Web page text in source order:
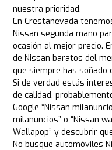
nuestra prioridad.
En Crestanevada
Nissan segunda mano
ocasión al mejor precio.
de Nissan baratos del
que siempre has soñado
Si de verdad estás
de calidad,
Google “Nissan
milanuncios” o “Nissan
Wallapop” y descubrir
No busque automóviles